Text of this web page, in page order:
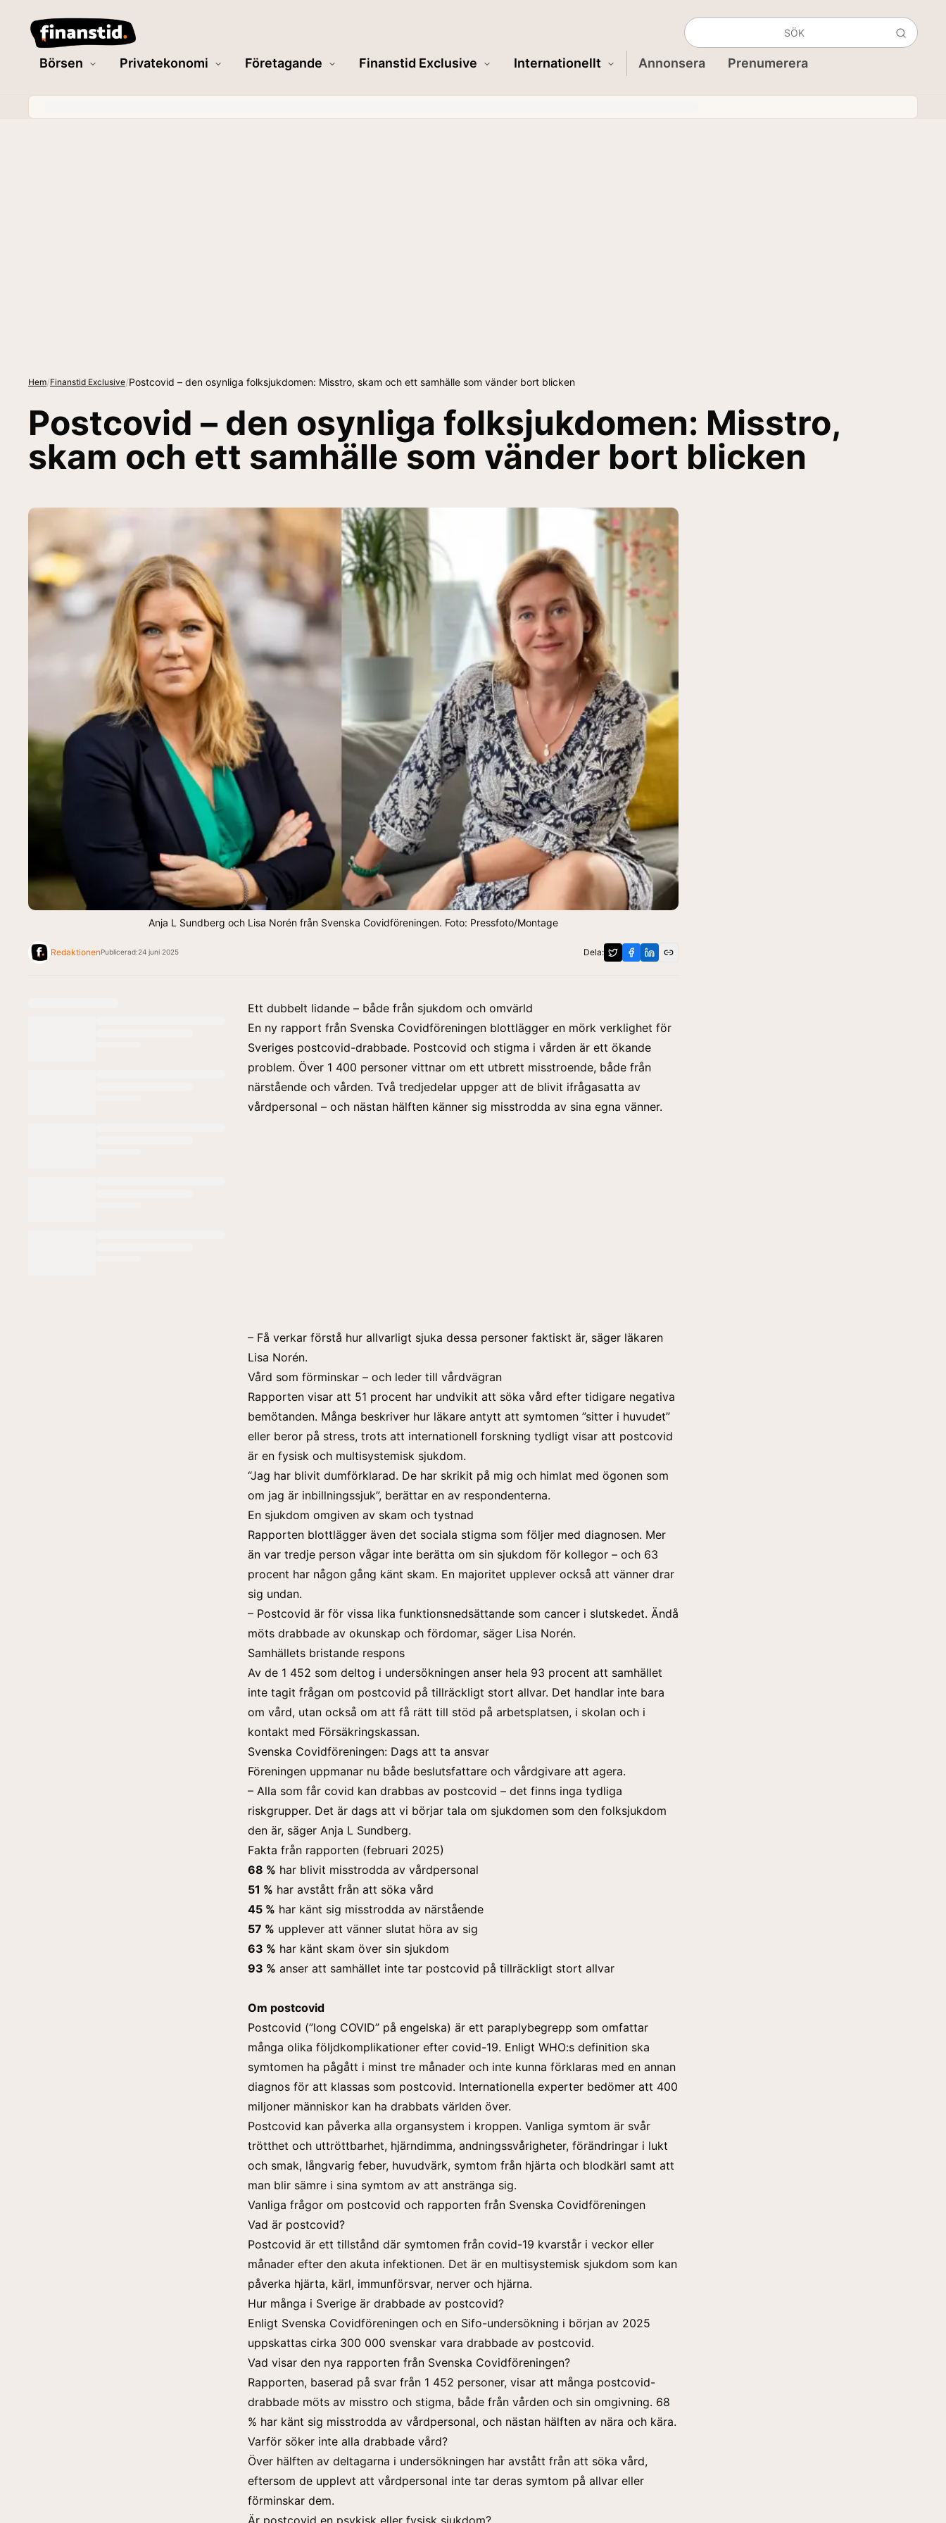
Börsen Privatekonomi Företagande Finanstid Exclusive Internationellt Annonsera Prenumerera
Hem/Finanstid Exclusive/Postcovid – den osynliga folksjukdomen: Misstro, skam och ett samhälle som vänder bort blicken
Postcovid – den osynliga folksjukdomen: Misstro,
skam och ett samhälle som vänder bort blicken
Anja L Sundberg och Lisa Norén från Svenska Covidföreningen. Foto: Pressfoto/Montage
RedaktionenPublicerad:24 juni 2025 Dela:
Ett dubbelt lidande – både från sjukdom och omvärld
En ny rapport från Svenska Covidföreningen blottlägger en mörk verklighet för
Sveriges postcovid-drabbade. Postcovid och stigma i vården är ett ökande
problem. Över 1 400 personer vittnar om ett utbrett misstroende, både från
närstående och vården. Två tredjedelar uppger att de blivit ifrågasatta av
vårdpersonal – och nästan hälften känner sig misstrodda av sina egna vänner.
– Få verkar förstå hur allvarligt sjuka dessa personer faktiskt är, säger läkaren
Lisa Norén.
Vård som förminskar – och leder till vårdvägran
Rapporten visar att 51 procent har undvikit att söka vård efter tidigare negativa
bemötanden. Många beskriver hur läkare antytt att symtomen ”sitter i huvudet”
eller beror på stress, trots att internationell forskning tydligt visar att postcovid
är en fysisk och multisystemisk sjukdom.
“Jag har blivit dumförklarad. De har skrikit på mig och himlat med ögonen som
om jag är inbillningssjuk”, berättar en av respondenterna.
En sjukdom omgiven av skam och tystnad
Rapporten blottlägger även det sociala stigma som följer med diagnosen. Mer
än var tredje person vågar inte berätta om sin sjukdom för kollegor – och 63
procent har någon gång känt skam. En majoritet upplever också att vänner drar
sig undan.
– Postcovid är för vissa lika funktionsnedsättande som cancer i slutskedet. Ändå
möts drabbade av okunskap och fördomar, säger Lisa Norén.
Samhällets bristande respons
Av de 1 452 som deltog i undersökningen anser hela 93 procent att samhället
inte tagit frågan om postcovid på tillräckligt stort allvar. Det handlar inte bara
om vård, utan också om att få rätt till stöd på arbetsplatsen, i skolan och i
kontakt med Försäkringskassan.
Svenska Covidföreningen: Dags att ta ansvar
Föreningen uppmanar nu både beslutsfattare och vårdgivare att agera.
– Alla som får covid kan drabbas av postcovid – det finns inga tydliga
riskgrupper. Det är dags att vi börjar tala om sjukdomen som den folksjukdom
den är, säger Anja L Sundberg.
Fakta från rapporten (februari 2025)
68 % har blivit misstrodda av vårdpersonal
51 % har avstått från att söka vård
45 % har känt sig misstrodda av närstående
57 % upplever att vänner slutat höra av sig
63 % har känt skam över sin sjukdom
93 % anser att samhället inte tar postcovid på tillräckligt stort allvar
Om postcovid
Postcovid (”long COVID” på engelska) är ett paraplybegrepp som omfattar
många olika följdkomplikationer efter covid-19. Enligt WHO:s definition ska
symtomen ha pågått i minst tre månader och inte kunna förklaras med en annan
diagnos för att klassas som postcovid. Internationella experter bedömer att 400
miljoner människor kan ha drabbats världen över.
Postcovid kan påverka alla organsystem i kroppen. Vanliga symtom är svår
trötthet och uttröttbarhet, hjärndimma, andningssvårigheter, förändringar i lukt
och smak, långvarig feber, huvudvärk, symtom från hjärta och blodkärl samt att
man blir sämre i sina symtom av att anstränga sig.
Vanliga frågor om postcovid och rapporten från Svenska Covidföreningen
Vad är postcovid?
Postcovid är ett tillstånd där symtomen från covid-19 kvarstår i veckor eller
månader efter den akuta infektionen. Det är en multisystemisk sjukdom som kan
påverka hjärta, kärl, immunförsvar, nerver och hjärna.
Hur många i Sverige är drabbade av postcovid?
Enligt Svenska Covidföreningen och en Sifo-undersökning i början av 2025
uppskattas cirka 300 000 svenskar vara drabbade av postcovid.
Vad visar den nya rapporten från Svenska Covidföreningen?
Rapporten, baserad på svar från 1 452 personer, visar att många postcovid-
drabbade möts av misstro och stigma, både från vården och sin omgivning. 68
% har känt sig misstrodda av vårdpersonal, och nästan hälften av nära och kära.
Varför söker inte alla drabbade vård?
Över hälften av deltagarna i undersökningen har avstått från att söka vård,
eftersom de upplevt att vårdpersonal inte tar deras symtom på allvar eller
förminskar dem.
Är postcovid en psykisk eller fysisk sjukdom?